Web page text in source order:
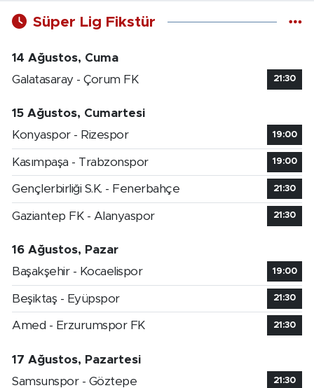
Süper Lig Fikstür
14 Ağustos, Cuma
Galatasaray - Çorum FK
21:30
15 Ağustos, Cumartesi
Konyaspor - Rizespor
19:00
Kasımpaşa - Trabzonspor 19:00
Gençlerbirliği S.K. - Fenerbahçe 21:30
Gaziantep FK - Alanyaspor 21:30
16 Ağustos, Pazar
Başakşehir - Kocaelispor
19:00
Beşiktaş - Eyüpspor 21:30
Amed - Erzurumspor FK 21:30
17 Ağustos, Pazartesi
Samsunspor - Göztepe
21:30